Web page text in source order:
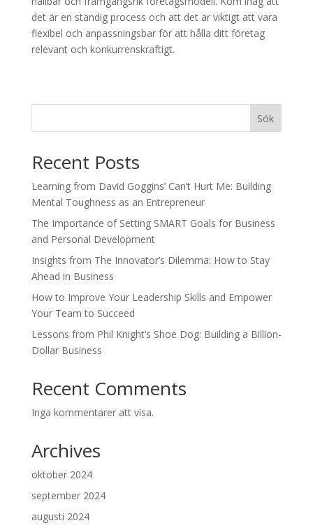
det är en ständig process och att det är viktigt att vara
flexibel och anpassningsbar för att hålla ditt företag
relevant och konkurrenskraftigt.
Sök
Recent Posts
Learning from David Goggins’ Can’t Hurt Me: Building
Mental Toughness as an Entrepreneur
The Importance of Setting SMART Goals for Business
and Personal Development
Insights from The Innovator’s Dilemma: How to Stay
Ahead in Business
How to Improve Your Leadership Skills and Empower
Your Team to Succeed
Lessons from Phil Knight’s Shoe Dog: Building a Billion-
Dollar Business
Recent Comments
Inga kommentarer att visa.
Archives
oktober 2024
september 2024
augusti 2024